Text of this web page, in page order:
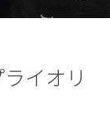
イオリ